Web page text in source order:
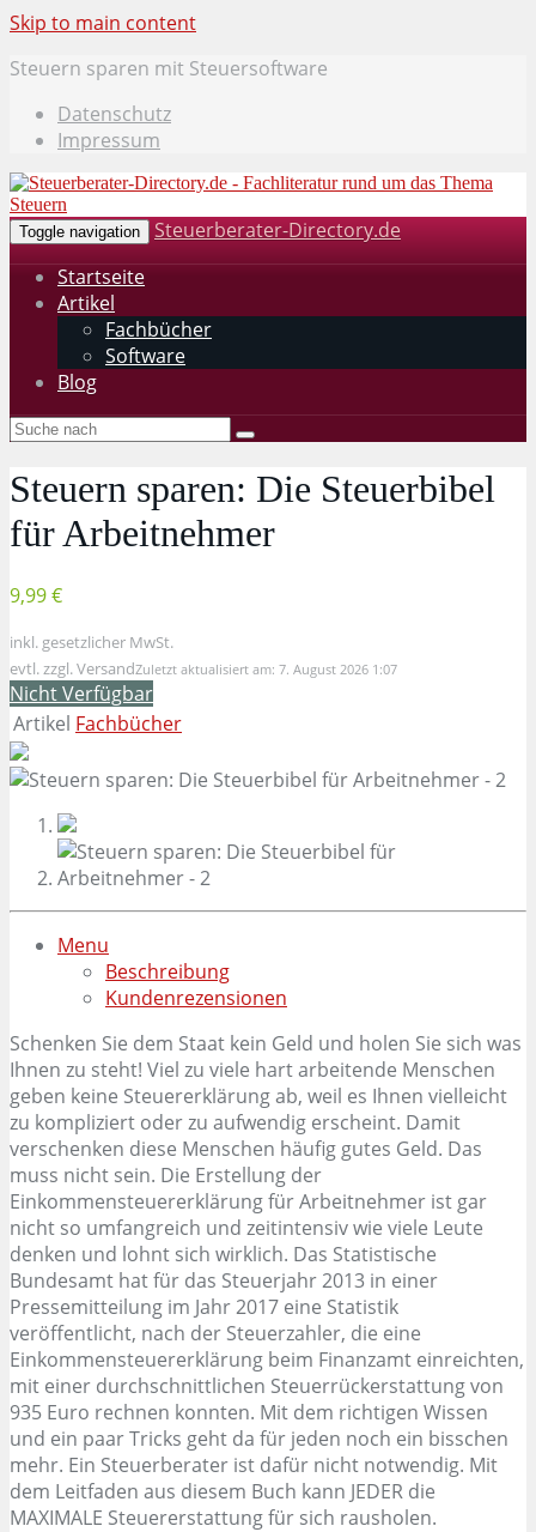
Skip to main content
Steuern sparen mit Steuersoftware
Datenschutz
Impressum
Toggle navigation
Steuerberater-Directory.de
Startseite
Artikel
Fachbücher
Software
Blog
Steuern sparen: Die Steuerbibel
für Arbeitnehmer
9,99 €
inkl. gesetzlicher MwSt.
evtl. zzgl. VersandZuletzt aktualisiert am: 7. August 2026 1:07
Nicht Verfügbar
Artikel Fachbücher
Menu
Beschreibung
Kundenrezensionen
Schenken Sie dem Staat kein Geld und holen Sie sich was
Ihnen zu steht! Viel zu viele hart arbeitende Menschen
geben keine Steuererklärung ab, weil es Ihnen vielleicht
zu kompliziert oder zu aufwendig erscheint. Damit
verschenken diese Menschen häufig gutes Geld. Das
muss nicht sein. Die Erstellung der
Einkommensteuererklärung für Arbeitnehmer ist gar
nicht so umfangreich und zeitintensiv wie viele Leute
denken und lohnt sich wirklich. Das Statistische
Bundesamt hat für das Steuerjahr 2013 in einer
Pressemitteilung im Jahr 2017 eine Statistik
veröffentlicht, nach der Steuerzahler, die eine
Einkommensteuererklärung beim Finanzamt einreichten,
mit einer durchschnittlichen Steuerrückerstattung von
935 Euro rechnen konnten. Mit dem richtigen Wissen
und ein paar Tricks geht da für jeden noch ein bisschen
mehr. Ein Steuerberater ist dafür nicht notwendig. Mit
dem Leitfaden aus diesem Buch kann JEDER die
MAXIMALE Steuererstattung für sich rausholen.